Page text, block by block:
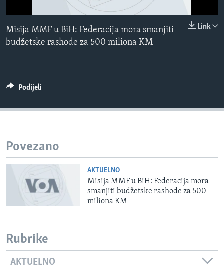
O GLASU AMERIKE
PRATITE NAS
EMBED
0:00 0:00:00 Link
Misija MMF u BiH: Federacija mora smanjiti
budžetske rashode za 500 miliona KM
Podijeli
Povezano
AKTUELNO
Misija MMF u BiH: Federacija mora
smanjiti budžetske rashode za 500
miliona KM
Rubrike
AKTUELNO